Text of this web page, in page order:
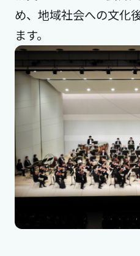
め、地域社会への文化
ます。